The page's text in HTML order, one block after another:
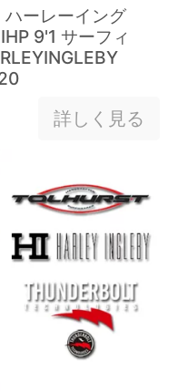
ーレーイング
9'1 サーフィ
詳しく見る